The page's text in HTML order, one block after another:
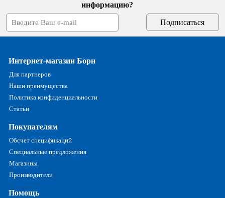
информацию?
Интернет-магазин Борн
Для партнеров
Наши преимущества
Политика конфиденциальности
Статьи
Покупателям
Обсчет спецификаций
Специальные предложения
Магазины
Производители
Помощь